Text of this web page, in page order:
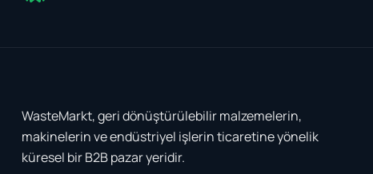
WasteMarkt, geri dönüştürülebilir malzemelerin,
makinelerin ve endüstriyel işlerin ticaretine yönelik
küresel bir B2B pazar yeridir.